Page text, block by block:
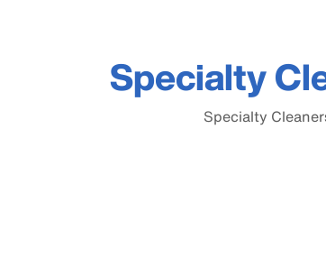
Specialty
Specialty